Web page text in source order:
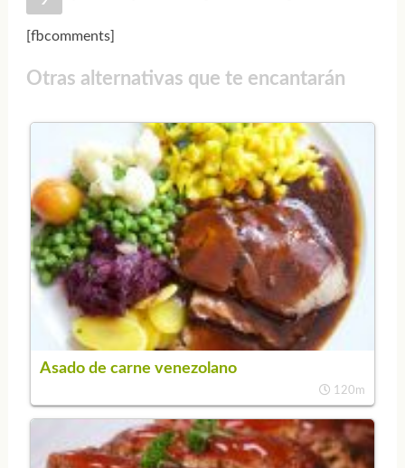
[fbcomments]
Otras alternativas que te encantarán
Asado de carne venezolano
120m